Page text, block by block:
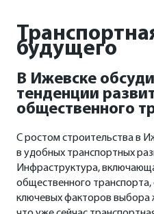
будущего
В Ижевске
тенденции
общественного
С ростом строительства в
в удобных транспортных
Инфраструктура,
общественного транспорта,
ключевых факторов выбора